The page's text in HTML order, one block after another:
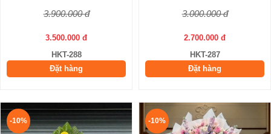
3.900.000 đ
3.500.000 đ
HKT-288
Đặt hàng
3.000.000 đ
2.700.000 đ
HKT-287
Đặt hàng
-10% -10%